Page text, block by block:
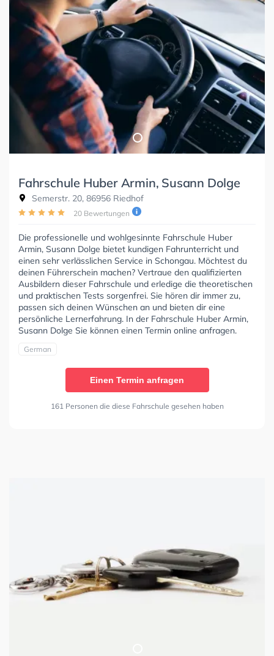
Fahrschule Huber Armin, Susann Dolge
Semerstr. 20, 86956 Riedhof
20 Bewertungen
Die professionelle und wohlgesinnte Fahrschule Huber
Armin, Susann Dolge bietet kundigen Fahrunterricht und
einen sehr verlässlichen Service in Schongau. Möchtest du
deinen Führerschein machen? Vertraue den qualifizierten
Ausbildern dieser Fahrschule und erledige die theoretischen
und praktischen Tests sorgenfrei. Sie hören dir immer zu,
passen sich deinen Wünschen an und bieten dir eine
persönliche Lernerfahrung. In der Fahrschule Huber Armin,
Susann Dolge Sie können einen Termin online anfragen.
German
Einen Termin anfragen
161 Personen die diese Fahrschule gesehen haben